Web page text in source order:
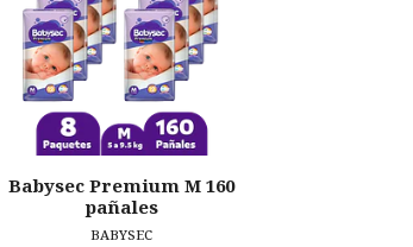
Babysec Premium M 160
pañales
BABYSEC